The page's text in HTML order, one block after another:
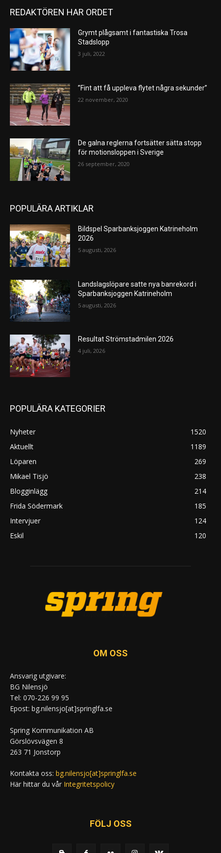
REDAKTÖREN HAR ORDET
Grymt plågsamt i fantastiska Trosa
Stadslopp
3 juli, 2022
”Fint att få uppleva flytet några sekunder”
22 november, 2020
De galna reglerna fortsätter sätta stopp
för motionsloppen i Sverige
26 september, 2020
POPULÄRA ARTIKLAR
Bildspel Sparbanksjoggen Katrineholm
2026
5 augusti, 2026
Landslagslöpare satte nya banrekord i
Sparbanksjoggen Katrineholm
5 augusti, 2026
Resultat Strömstadmilen 2026
4 juli, 2026
POPULÄRA KATEGORIER
Nyheter
1520
Aktuellt
1189
Löparen
269
Mikael Tisjö
238
Blogginlägg
214
Frida Södermark
185
Intervjuer
124
Eskil
120
OM OSS
Ansvarig utgivare:
BG Nilensjö
Tel: 070-226 99 95
Epost: bg.nilensjo[at]springlfa.se
Spring Kommunikation AB
Görslövsvägen 8
263 71 Jonstorp
Kontakta oss: bg.nilensjo[at]springlfa.se
Här hittar du vår Integritetspolicy
FÖLJ OSS